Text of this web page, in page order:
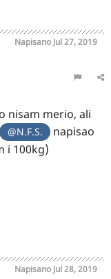
Napisano Jul 27, 2019
nisam merio, ali
@N.F.S.
napisao
i 100kg)
Napisano Jul 28, 2019